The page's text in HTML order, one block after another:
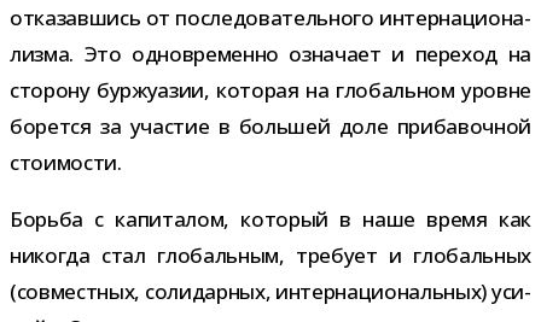
отка­зав­шись от после­до­ва­тель­ного интер­на­ци­о­на­
лизма. Это одно­вре­менно озна­чает и пере­ход на
сто­рону бур­жу­а­зии, кото­рая на гло­баль­ном уровне
борется за уча­стие в боль­шей доле при­ба­воч­ной
стоимости.
Борьба с капи­та­лом, кото­рый в наше время как
нико­гда стал гло­баль­ным, тре­бует и гло­баль­ных
(сов­мест­ных, соли­дар­ных, интер­на­ци­о­наль­ных) уси­